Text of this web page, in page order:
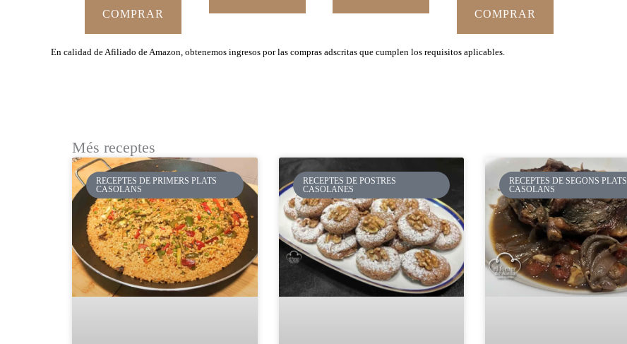
COMPRAR
COMPRAR
En calidad de Afiliado de Amazon, obtenemos ingresos por las compras adscritas que cumplen los requisitos aplicables.
Més receptes
RECEPTES DE PRIMERS PLATS
CASOLANS
RECEPTES DE POSTRES
CASOLANES
RECEPTES DE SEGONS PLATS
CASOLANS